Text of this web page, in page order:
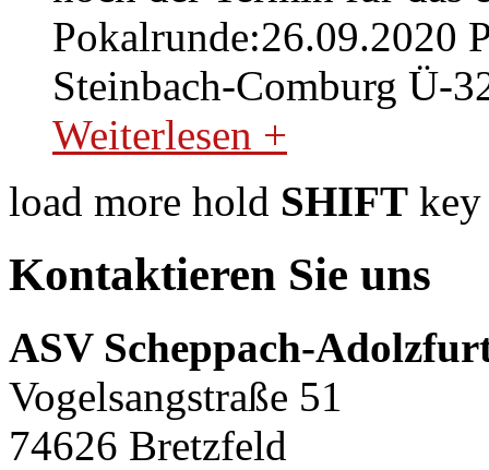
Pokalrunde:26.09.2020
Steinbach-Comburg Ü-
Weiterlesen +
load more hold SHIFT
Kontaktieren Sie uns
ASV Scheppach-
Vogelsangstraße 51
74626 Bretzfeld